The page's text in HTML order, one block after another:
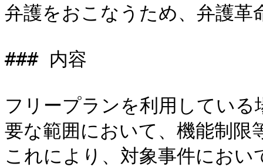
弁護をおこなうため、弁護革
### 内容
フリープランを利用してい
要な範囲において、機能制限
これにより、対象事件におい